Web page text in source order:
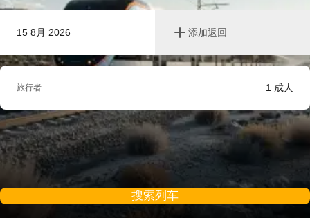
15 8月 2026 添加返回
旅行者 1 成人
搜索列车